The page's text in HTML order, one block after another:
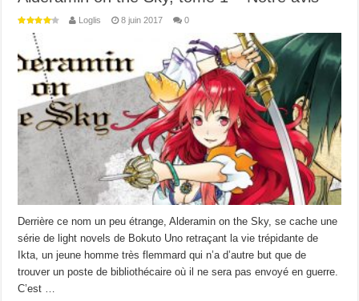
Loglis 8 juin 2017 0
Derrière ce nom un peu étrange, Alderamin on the Sky, se cache une
série de light novels de Bokuto Uno retraçant la vie trépidante de
Ikta, un jeune homme très flemmard qui n’a d’autre but que de
trouver un poste de bibliothécaire où il ne sera pas envoyé en guerre.
C’est …